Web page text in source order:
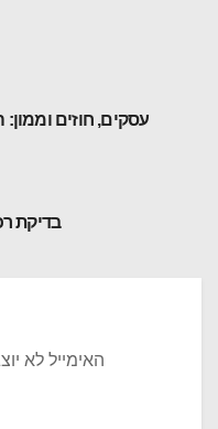
עסקים, חוזים
בדיקת
האימייל לא